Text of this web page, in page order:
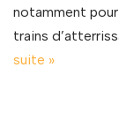
notamment
trains
suite »